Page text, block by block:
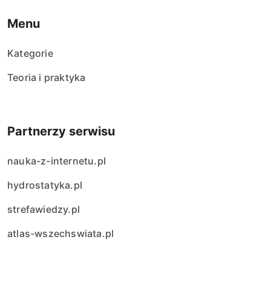
Menu
Kategorie
Teoria i praktyka
Partnerzy serwisu
nauka-z-internetu.pl
hydrostatyka.pl
strefawiedzy.pl
atlas-wszechswiata.pl